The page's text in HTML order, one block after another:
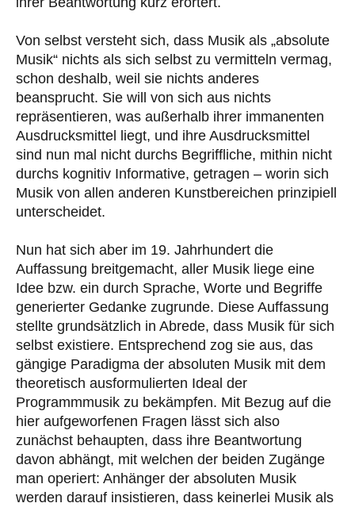
Von selbst versteht sich, dass Musik als „absolute
Musik“ nichts als sich selbst zu vermitteln vermag,
schon deshalb, weil sie nichts anderes
beansprucht. Sie will von sich aus nichts
repräsentieren, was außerhalb ihrer immanenten
Ausdrucksmittel liegt, und ihre Ausdrucksmittel
sind nun mal nicht durchs Begriffliche, mithin nicht
durchs kognitiv Informative, getragen – worin sich
Musik von allen anderen Kunstbereichen prinzipiell
unterscheidet.
Nun hat sich aber im 19. Jahrhundert die
Auffassung breitgemacht, aller Musik liege eine
Idee bzw. ein durch Sprache, Worte und Begriffe
generierter Gedanke zugrunde. Diese Auffassung
stellte grundsätzlich in Abrede, dass Musik für sich
selbst existiere. Entsprechend zog sie aus, das
gängige Paradigma der absoluten Musik mit dem
theoretisch ausformulierten Ideal der
Programmmusik zu bekämpfen. Mit Bezug auf die
hier aufgeworfenen Fragen lässt sich also
zunächst behaupten, dass ihre Beantwortung
davon abhängt, mit welchen der beiden Zugänge
man operiert: Anhänger der absoluten Musik
werden darauf insistieren, dass keinerlei Musik als